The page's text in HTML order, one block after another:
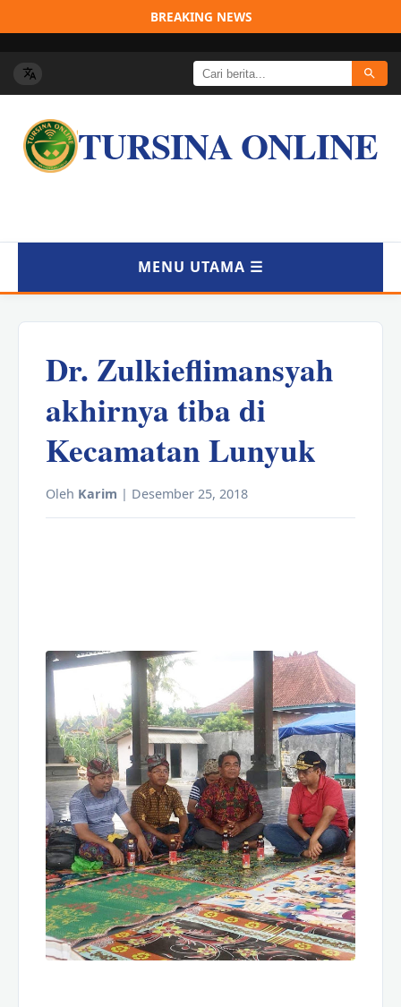
BREAKING NEWS
TURSINA ONLINE
MENU UTAMA ☰
BERANDA
Dr. Zulkieflimansyah
akhirnya tiba di
Kecamatan Lunyuk
Oleh Karim | Desember 25, 2018